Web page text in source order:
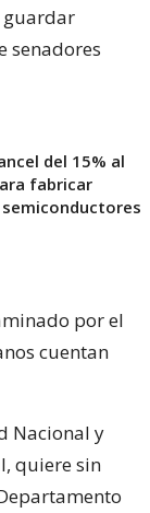
guardar
senadores
del 15% al
fabricar
por el
cuentan
Nacional y
quiere sin